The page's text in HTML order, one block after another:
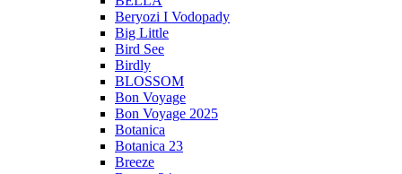
Beryozi I Vodopady
Big Little
Bird See
Birdly
BLOSSOM
Bon Voyage
Bon Voyage 2025
Botanica
Botanica 23
Breeze